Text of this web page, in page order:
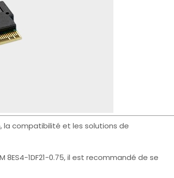
la compatibilité et les solutions de
1DF21-0.75, il est recommandé de se